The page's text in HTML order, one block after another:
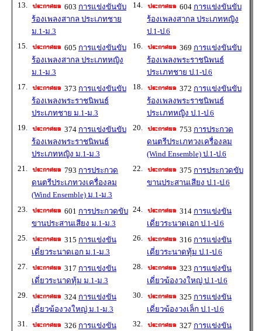
13.
603 การแข่งขันขับ
ร้องเพลงสากล ประเภทชาย
ม.1-ม.3
14. 604 การแข่งขันขับ
ร้องเพลงสากล ประเภทหญิง
ป.1-ป.6
15.
605 การแข่งขันขับ
ร้องเพลงสากล ประเภทหญิง
ม.1-ม.3
16. 369 การแข่งขันขับ
ร้องเพลงพระราชนิพนธ์
ประเภทชาย ป.1-ป.6
17.
373 การแข่งขันขับ
ร้องเพลงพระราชนิพนธ์
ประเภทชาย ม.1-ม.3
18. 372 การแข่งขันขับ
ร้องเพลงพระราชนิพนธ์
ประเภทหญิง ป.1-ป.6
19.
374 การแข่งขันขับ
ร้องเพลงพระราชนิพนธ์
ประเภทหญิง ม.1-ม.3
20. 753 การประกวด
ดนตรีประเภทวงเครื่องลม
(Wind Ensemble) ป.1-ป.6
21.
793 การประกวด
ดนตรีประเภทวงเครื่องลม
(Wind Ensemble) ม.1-ม.3
22. 375 การประกวดขับ
ขานประสานเสียง ป.1-ป.6
23. 601 การประกวดขับ
ขานประสานเสียง ม.1-ม.3
24. 314 การแข่งขัน
เดี่ยวระนาดเอก ป.1-ป.6
25.
315 การแข่งขัน
เดี่ยวระนาดเอก ม.1-ม.3
26. 316 การแข่งขัน
เดี่ยวระนาดทุ้ม ป.1-ป.6
27.
317 การแข่งขัน
เดี่ยวระนาดทุ้ม ม.1-ม.3
28. 323 การแข่งขัน
เดี่ยวฆ้องวงใหญ่ ป.1-ป.6
29.
324 การแข่งขัน
เดี่ยวฆ้องวงใหญ่ ม.1-ม.3
30. 325 การแข่งขัน
เดี่ยวฆ้องวงเล็ก ป.1-ป.6
31.
326 การแข่งขัน
32. 327 การแข่งขัน